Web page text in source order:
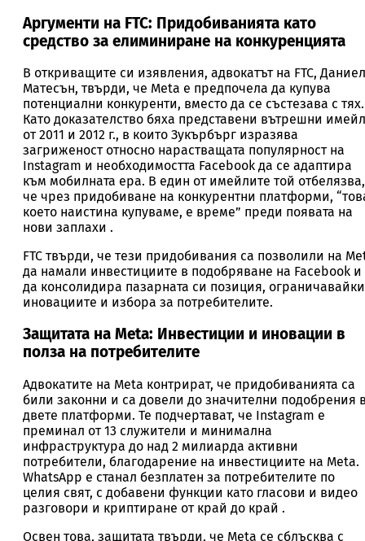
Аргументи на FTC: Придобиванията като
средство за елиминиране на конкуренцията
В откриващите си изявления, адвокатът на FTC, Даниел
Матесън, твърди, че Meta е предпочела да купува
потенциални конкуренти, вместо да се състезава с тях.
Като доказателство бяха представени вътрешни
от 2011 и 2012 г., в които Зукърбърг изразява
загриженост относно нарастващата популярност на
Instagram и необходимостта Facebook да се адаптира
към мобилната ера. В един от имейлите той отбелязва,
че чрез придобиване на конкурентни платформи,
което наистина купуваме, е време” преди появата на
нови заплахи .
FTC твърди, че тези придобивания са позволили на
да намали инвестициите в подобряване на Facebook и
да консолидира пазарната си позиция, ограничавайки
иновациите и избора за потребителите.
Защитата на Meta: Инвестиции и иновации в
полза на потребителите
Адвокатите на Meta контрират, че придобиванията са
били законни и са довели до значителни подобрения
двете платформи. Те подчертават, че Instagram е
преминал от 13 служители и минимална
инфраструктура до над 2 милиарда активни
потребители, благодарение на инвестициите на Meta.
WhatsApp е станал безплатен за потребителите по
целия свят, с добавени функции като гласови и видео
разговори и криптиране от край до край .
Освен това, защитата твърди, че Meta се сблъсква с